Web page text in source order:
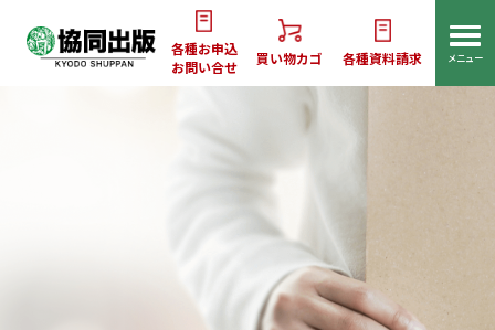
各種お申込
お問い合せ
買い物カゴ 各種資料請求 メニュー